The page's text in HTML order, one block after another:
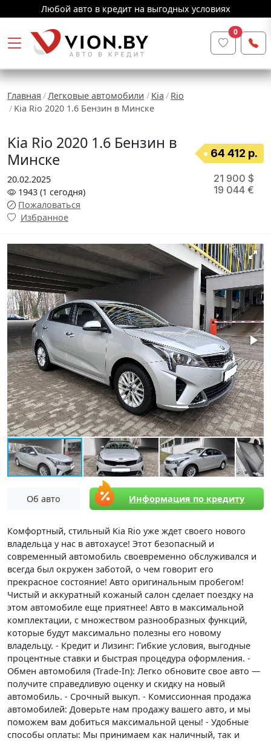
Любой авто в кредит на выгодных условиях
0
Главная Легковые автомобили Kia
Rio
Kia Rio 2020 1.6 Бензин в Минске
Kia Rio 2020 1.6 Бензин в
Минске
64 412 р.
20.02.2025
1943 (1 сегодня)
Пожаловаться
Избранное
21 900 $
19 044 €
Об авто Информация по кредиту
Комфортный, стильный Kia Rio уже ждет своего нового
владельца у нас в автохаусе! Этот безопасный и
современный автомобиль своевременно обслуживался и
всегда был окружен заботой, о чем говорит его
прекрасное состояние! Авто оригинальным пробегом!
Чистый и аккуратный кожаный салон сделает поездку на
этом автомобиле еще приятнее! Авто в максимальной
комплектации, с множеством разнообразных функций,
которые будут максимально полезны его новому
владельцу. - Кредит и Лизинг: Гибкие условия, выгодные
процентные ставки и быстрая процедура оформления. -
Обмен автомобиля (Trade-In): Легко обновите свое авто —
получите справедливую оценку и скидку на новый
автомобиль. - Срочный выкуп. - Комиссионная продажа
автомобилей: Доверьте нам продажу вашего авто, и мы
поможем вам добиться максимальной цены! - Удобные
способы оплаты: Мы принимаем как наличный, так и